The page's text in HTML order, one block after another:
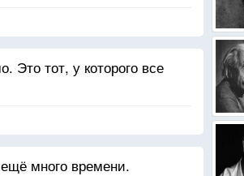
Это тот, у которого все
много времени.